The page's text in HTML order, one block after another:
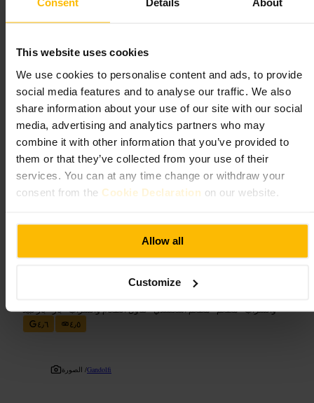
Consent Details About
This website uses cookies
We use cookies to personalise content and ads, to provide
social media features and to analyse our traffic. We also
share information about your use of our site with our social
media, advertising and analytics partners who may
combine it with other information that you’ve provided to
them or that they’ve collected from your use of their
services. You can at any time change or withdraw your
consent from the Cookie Declaration on our website.
Allow all
Customize
ما الذي تتوقعه
قائمة بسيطة تركز على القهوة، السندويشات والمخبوزات. خدمة سريعة
ونُدُل ودودون. مساحة داخلية محدودة مع خيارات للتيك أواي. جودة تُناسب
يوم عمل أو استراحة قصيرة بين التنقلات.
خطط لزيارتك
ابدأ صباحك بطلب قهوة مع مخبوز طازج، اطلب من الكاونتر واحتفظ
بمكانك إن وجدت مقعدًا. المكان مناسب للعمل على حاسوب محمول
لفترات قصيرة، أو للقاء سريع مع زميل. خذ طلبك معك إذا كان جدولك
ضيق.
6 ويلسون ست، غلاسجو G1 1SS، المملكة المتحدة
كافيه غاندولفي
والشراب•مطعم•مطعم اسكتلندي•تناول الطعام والشراب•بار•بار نبيذ
٤٫٦
٤٫٥
الصورة /Gandolfi